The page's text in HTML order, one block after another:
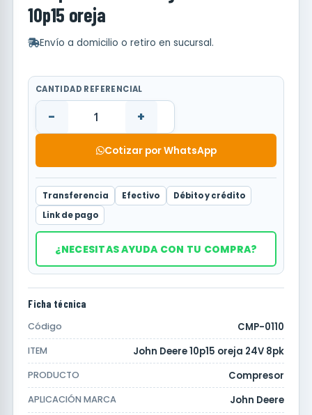
10p15 oreja
Envío a domicilio o retiro en sucursal.
CANTIDAD REFERENCIAL
- +
Cotizar por WhatsApp
Transferencia Efectivo
Débito y crédito
Link de pago
¿NECESITAS AYUDA CON TU COMPRA?
Ficha técnica
Código CMP-0110
ITEM John Deere 10p15 oreja 24V 8pk
PRODUCTO Compresor
APLICACIÓN MARCA John Deere